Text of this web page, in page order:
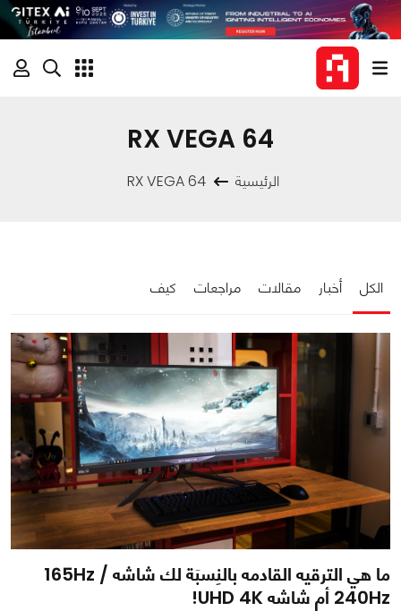
RX VEGA 64
الرئيسية RX VEGA 64
الكل أخبار مقالات مراجعات كيف
ما هي الترقيه القادمه بالنِسبَة لك شاشه 165Hz /
240Hz أم شاشه UHD 4K!